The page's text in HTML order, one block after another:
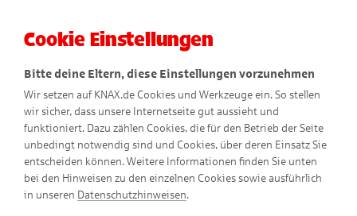
Die Urlaubsvertretung
Cookie Einstellungen
Bitte deine Eltern, diese Einstellungen vorzunehmen
Wir setzen auf KNAX.de Cookies und Werkzeuge ein. So stellen
wir sicher, dass unsere Internetseite gut aussieht und
funktioniert. Dazu zählen Cookies, die für den Betrieb der Seite
unbedingt notwendig sind und Cookies, über deren Einsatz Sie
entscheiden können. Weitere Informationen finden Sie unten
bei den Hinweisen zu den einzelnen Cookies sowie ausführlich
in unseren Datenschutzhinweisen.